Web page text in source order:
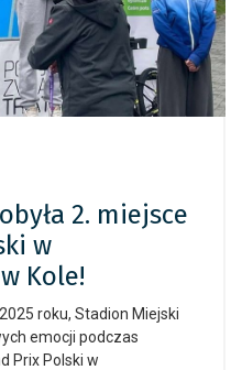
2. miejsce
w
Kole!
roku, Stadion Miejski
emocji podczas
Prix Polski w